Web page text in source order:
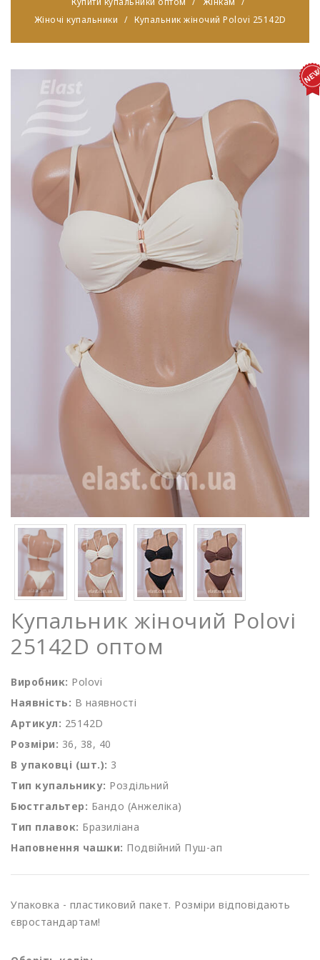
Жіночі купальники
Купальник жіночий Polovi 25142D
Купальник жіночий Polovi
25142D оптом
Виробник: Polovi
Наявність: В наявності
Артикул: 25142D
Розміри: 36, 38, 40
В упаковці (шт.): 3
Тип купальнику: Роздільний
Бюстгальтер: Бандо (Анжеліка)
Тип плавок: Бразиліана
Наповнення чашки: Подвійний Пуш-ап
Упаковка - пластиковий пакет. Розміри відповідають
євростандартам!